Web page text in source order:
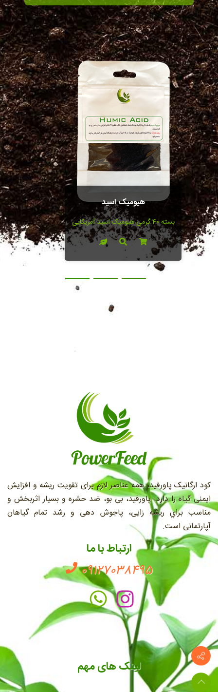
پَک کود ارگانیک پاورفید + هیومیک اسید
دو پَک بزرگ و کوچک
کود ارگانیک پاورفید، همه عناصر لازم برای تقویت ریشه و افزایش
ایمنی گیاه را دارد. پاورفید، بی بو، ضد حشره و بسیار اثربخش و
مناسب براي ريشه زايی، پاجوش دهی و رشد تمام گیاهان
آپارتمانی است.
ارتباط با ما
09127038495
لینک های مهم